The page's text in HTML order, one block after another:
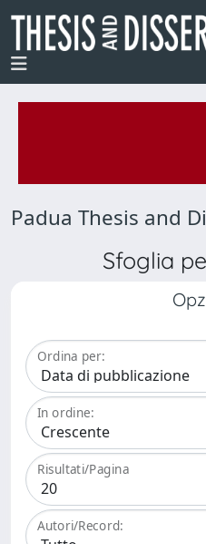
Padua Thesis and
Sfoglia
Ordina per:
In ordine:
Risultati/Pagina
Autori/Record: